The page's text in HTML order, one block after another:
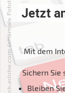
Jetzt
Mit dem
Sichern Sie
Bleiben